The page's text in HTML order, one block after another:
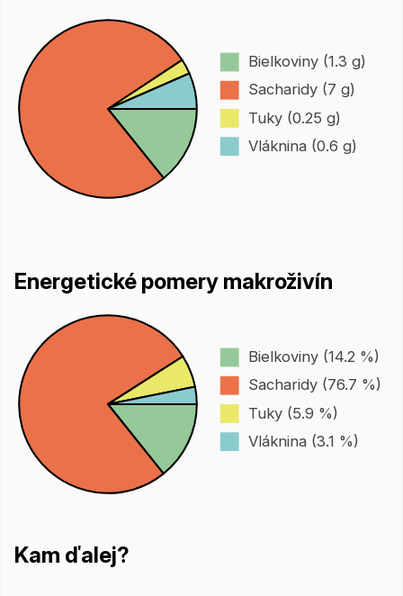
Bielkoviny (1.3 g)
Sacharidy (7 g)
Tuky (0.25 g)
Vláknina (0.6 g)
Energetické pomery makroživín
Bielkoviny (14.2 %)
Sacharidy (76.7 %)
Tuky (5.9 %)
Vláknina (3.1 %)
Kam ďalej?